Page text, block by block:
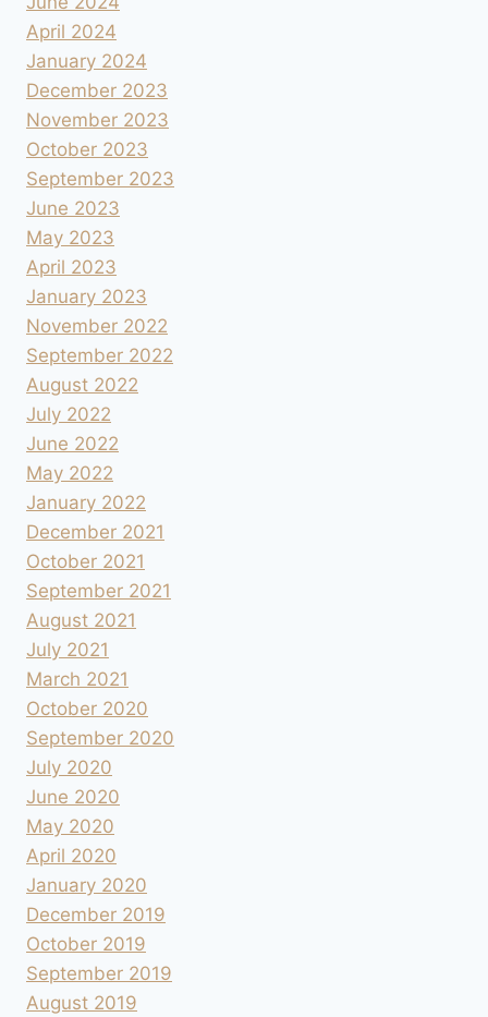
April 2024
January 2024
December 2023
November 2023
October 2023
September 2023
June 2023
May 2023
April 2023
January 2023
November 2022
September 2022
August 2022
July 2022
June 2022
May 2022
January 2022
December 2021
October 2021
September 2021
August 2021
July 2021
March 2021
October 2020
September 2020
July 2020
June 2020
May 2020
April 2020
January 2020
December 2019
October 2019
September 2019
August 2019